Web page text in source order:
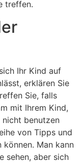
treffen.
Ihr Kind auf
erklären Sie
Sie, falls
mit Ihrem Kind,
benutzen
von Tipps und
können. Man kann
sehen, aber sich